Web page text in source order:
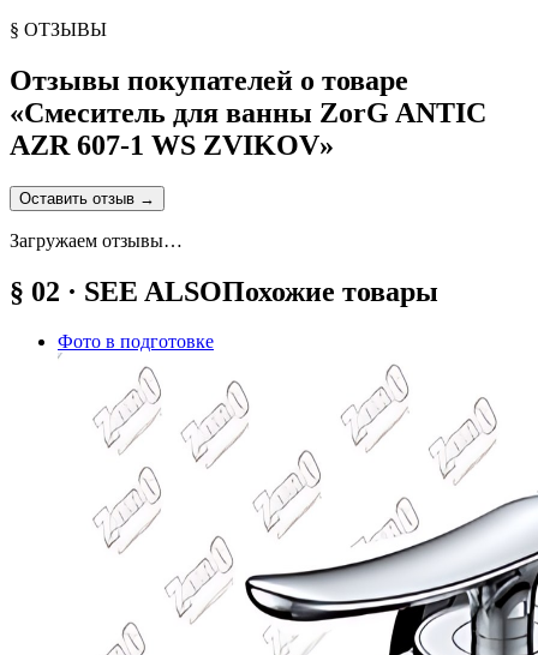
§ ОТЗЫВЫ
Отзывы покупателей о товаре
«Смеситель для ванны ZorG ANTIC
AZR 607-1 WS ZVIKOV»
Оставить отзыв →
Загружаем отзывы…
§ 02 · SEE ALSOПохожие товары
Фото в подготовке